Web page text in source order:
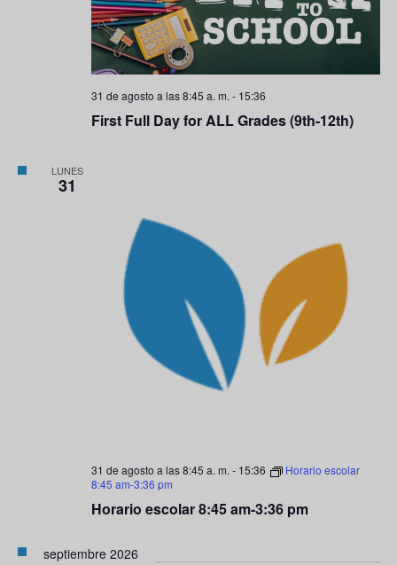
First Full Day for ALL Grades (9th-12th)
31 de agosto a las 8:45 a. m. - 15:36
LUNES
31
Horario escolar 8:45 am-3:36 pm
31 de agosto a las 8:45 a. m. - 15:36
Horario escolar
8:45 am-3:36 pm
septiembre 2026